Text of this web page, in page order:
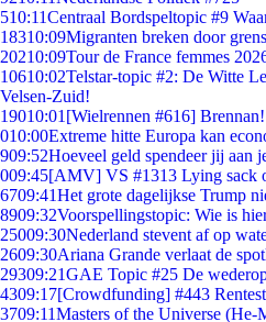
510:11Centraal Bordspeltopic #9
18310:09Migranten breken door
20210:09Tour de France femmes
10610:02Telstar-topic #2: De Witte
Velsen-Zuid!
19010:01 [Wielrennen #616] Brennan!
010:00Extreme hitte Europa kan
909:52Hoeveel geld spendeer jij aan
009:45[AMV] VS #1313 Lying sack
6709:41Het grote dagelijkse Trump
8909:32Voorspellingstopic: Wie is
25009:30Nederland stevent af op
2609:30Ariana Grande verlaat de
29309:21GAE Topic #25 De
4309:17[Crowdfunding] #443
3709:11Masters of the Universe (He-